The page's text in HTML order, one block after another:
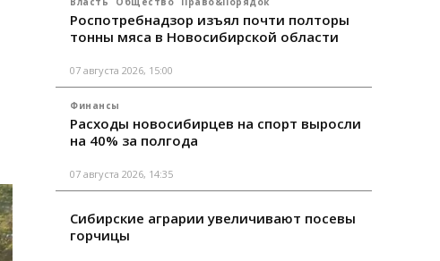
Роспотребнадзор изъял почти полторы
тонны мяса в Новосибирской области
07 августа 2026, 15:00
Финансы
Расходы новосибирцев на спорт выросли
на 40% за полгода
07 августа 2026, 14:35
Сибирские аграрии увеличивают посевы
горчицы